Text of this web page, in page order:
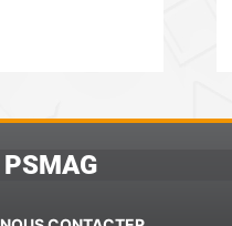
PSMAG